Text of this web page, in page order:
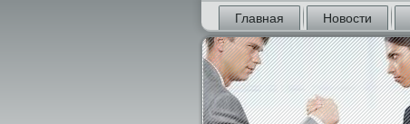
Главная Новости